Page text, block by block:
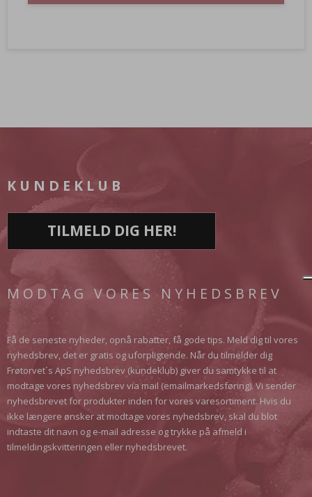
KUNDEKLUB
TILMELD DIG HER!
MODTAG VORES NYHEDSBREV
Få de seneste nyheder, opnå rabatter, få gode tips. Meld dig til vores
nyhedsbrev, det er gratis og uforpligtende. Når du tilmelder dig
Frøtorvet´s ApS nyhedsbrev (kundeklub) giver du samtykke til at
modtage vores nyhedsbrev via mail (emailmarkedsføring). Vi sender
nyhedsbrevet for produkter inden for vores varesortiment. Hvis du
ikke længere ønsker at modtage vores nyhedsbrev, skal du blot
indtaste dit navn og e-mail adresse og trykke på afmeld i
tilmeldingskvitteringen eller nyhedsbrevet.